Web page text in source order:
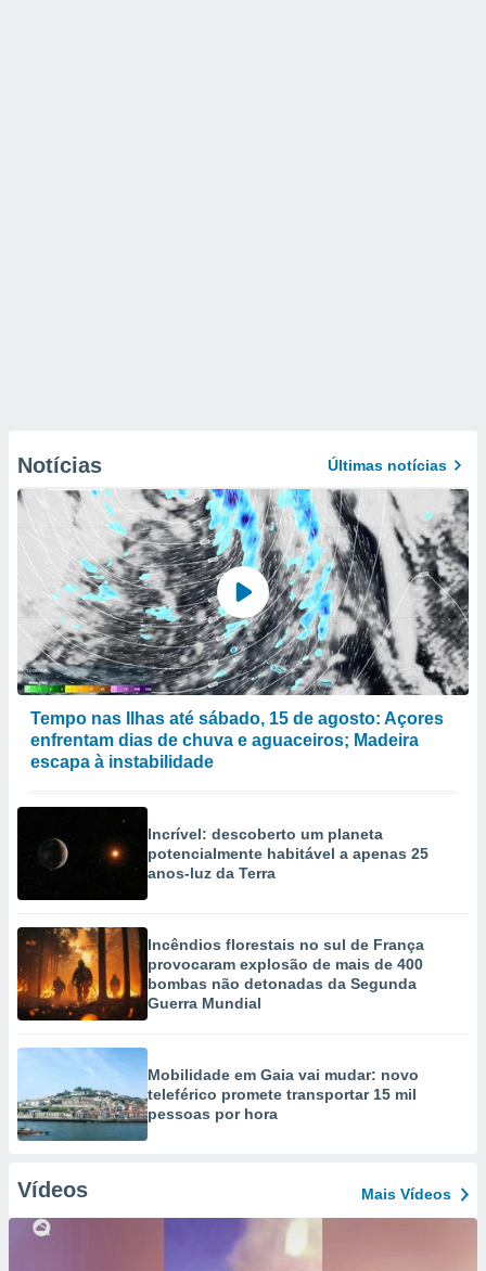
Notícias Últimas notícias
Tempo nas Ilhas até sábado, 15 de agosto: Açores
enfrentam dias de chuva e aguaceiros; Madeira
escapa à instabilidade
Incrível: descoberto um planeta
potencialmente habitável a apenas 25
anos-luz da Terra
Incêndios florestais no sul de França
provocaram explosão de mais de 400
bombas não detonadas da Segunda
Guerra Mundial
Mobilidade em Gaia vai mudar: novo
teleférico promete transportar 15 mil
pessoas por hora
Vídeos Mais Vídeos